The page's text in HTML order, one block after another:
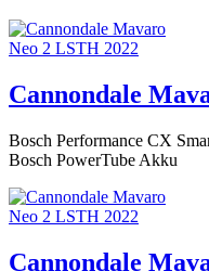
Cannondale
Bosch Performance CX
Bosch PowerTube Akku
Cannondale